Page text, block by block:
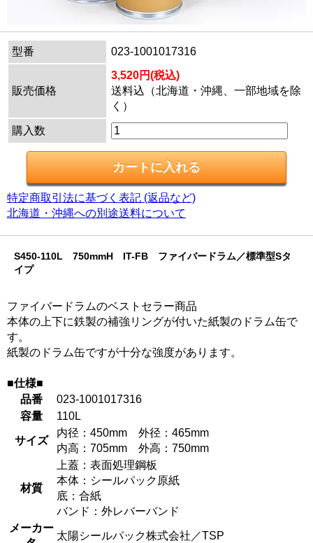
型番 023-1001017316
販売価格
3,520円(税込)
送料込（北海道・沖縄、一部地域を除
く）
購入数
特定商取引法に基づく表記 (返品など)
北海道・沖縄への別途送料について
S450-110L 750mmH IT-FB ファイバードラム／標準型Sタ
イプ
ファイバードラムのベストセラー商品
本体の上下に鉄製の補強リングが付いた紙製のドラム缶で
す。
紙製のドラム缶ですが十分な強度があります。
■仕様■
品番
023-1001017316
容量
110L
サイズ
内径：450mm 外径：465mm
内高：705mm 外高：750mm
材質
上蓋：表面処理鋼板
本体：シールパック原紙
底：合紙
バンド：外レバーバンド
メーカー
太陽シールパック株式会社／TSP